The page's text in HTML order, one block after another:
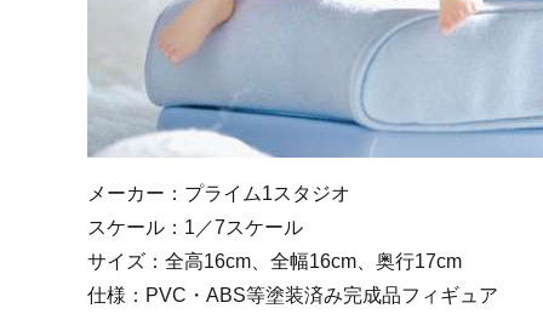
メーカー：プライム1スタジオ
スケール：1／7スケール
サイズ：全高16cm、全幅16cm、奥行17cm
仕様： PVC・ABS等塗装済み完成品フィギュア